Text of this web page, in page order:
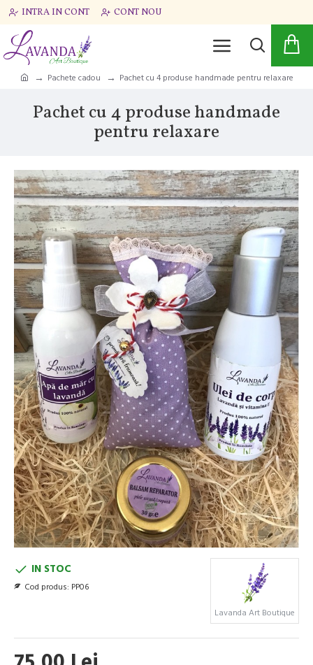
INTRA IN CONT CONT NOU
Pachete cadou Pachet cu 4 produse handmade pentru relaxare
Pachet cu 4 produse handmade
pentru relaxare
IN STOC
Cod produs: PP06
Lavanda Art Boutique